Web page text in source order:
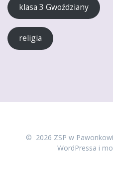
klasa 3 Gwoździany
religia
© 2026 ZSP w
WordPressa i